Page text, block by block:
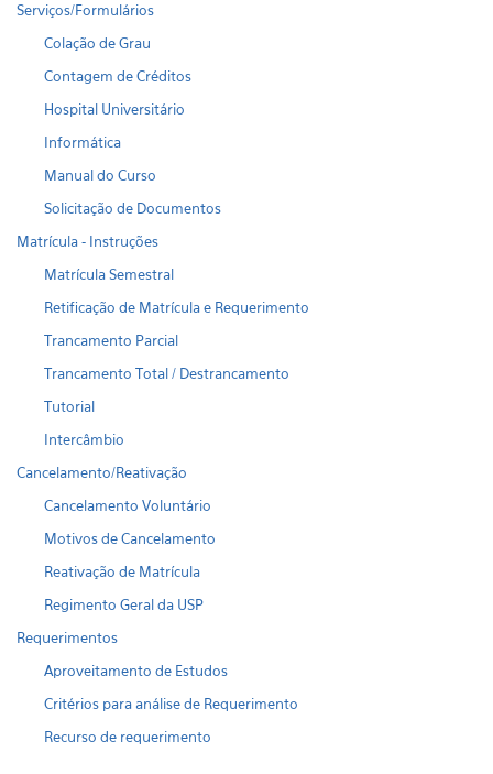
Serviços/Formulários
Colação de Grau
Contagem de Créditos
Hospital Universitário
Informática
Manual do Curso
Solicitação de Documentos
Matrícula - Instruções
Matrícula Semestral
Retificação de Matrícula e Requerimento
Trancamento Parcial
Trancamento Total / Destrancamento
Tutorial
Intercâmbio
Cancelamento/Reativação
Cancelamento Voluntário
Motivos de Cancelamento
Reativação de Matrícula
Regimento Geral da USP
Requerimentos
Aproveitamento de Estudos
Critérios para análise de Requerimento
Recurso de requerimento